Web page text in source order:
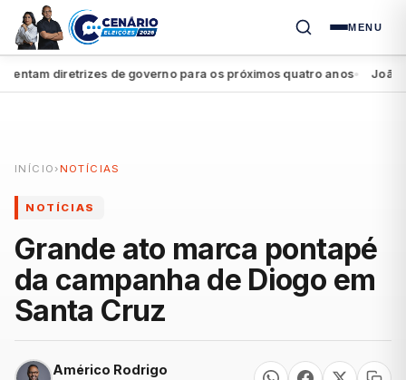
MENU
diretrizes de governo para os próximos quatro anos● João
INÍCIO › NOTÍCIAS
NOTÍCIAS
Grande ato marca pontapé
da campanha de Diogo em
Santa Cruz
Américo Rodrigo